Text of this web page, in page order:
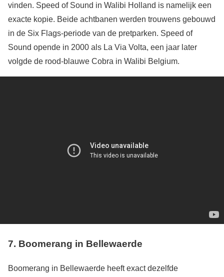
vinden. Speed of Sound in Walibi Holland is namelijk een
exacte kopie. Beide achtbanen werden trouwens gebouwd
in de Six Flags-periode van de pretparken. Speed of
Sound opende in 2000 als La Via Volta, een jaar later
volgde de rood-blauwe Cobra in Walibi Belgium.
7. Boomerang in Bellewaerde
Boomerang in Bellewaerde heeft exact dezelfde